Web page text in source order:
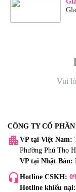
Vui
CÔNG TY CỔ
apartment VP tại Việt Nam:
Phường Phú Thọ
VP tại Nhật Bản:
headset_mic Hotline CSKH:
Hotline khiếu nại: